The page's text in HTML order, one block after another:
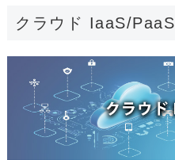
クラウド IaaS/PaaS